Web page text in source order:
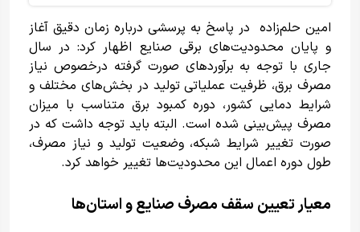
امین حلم‌زاده در پاسخ به پرسشی درباره زمان دقیق آغاز
و پایان محدودیت‌های برقی صنایع اظهار کرد: در سال
جاری با توجه به برآوردهای صورت گرفته درخصوص نیاز
مصرف برق، ظرفیت عملیاتی تولید در بخش‌های مختلف و
شرایط دمایی کشور، دوره کمبود برق متناسب با میزان
مصرف پیش‌بینی شده است. البته باید توجه داشت که در
صورت تغییر شرایط شبکه، وضعیت تولید و نیاز مصرف،
طول دوره اعمال این محدودیت‌ها تغییر خواهد کرد.
معیار تعیین سقف مصرف صنایع و استان‌ها